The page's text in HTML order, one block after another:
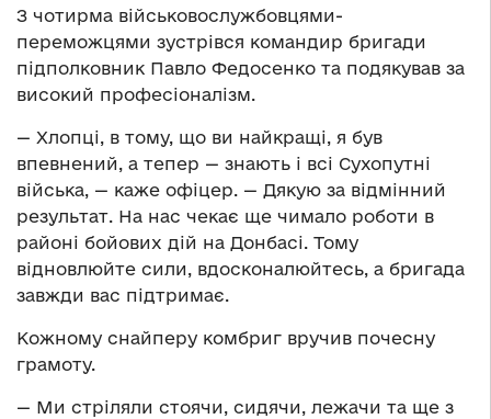
З чотирма військовослужбовцями-
переможцями зустрівся командир бригади
підполковник Павло Федосенко та подякував за
високий професіоналізм.
— Хлопці, в тому, що ви найкращі, я був
впевнений, а тепер — знають і всі Сухопутні
війська, — каже офіцер. — Дякую за відмінний
результат. На нас чекає ще чимало роботи в
районі бойових дій на Донбасі. Тому
відновлюйте сили, вдосконалюйтесь, а бригада
завжди вас підтримає.
Кожному снайперу комбриг вручив почесну
грамоту.
— Ми стріляли стоячи, сидячи, лежачи та ще з